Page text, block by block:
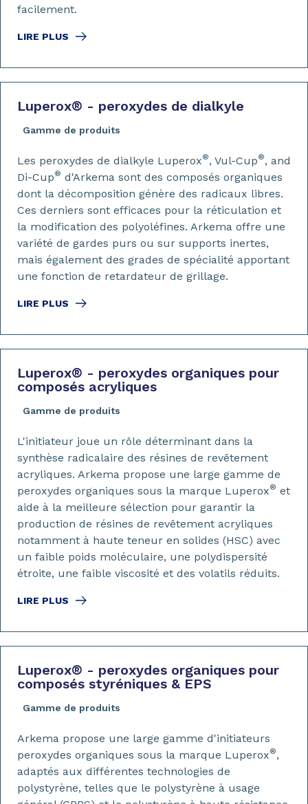
LIRE PLUS
facilement.
Luperox® - peroxydes de dialkyle
Gamme de produits
LIRE PLUS
Les peroxydes de dialkyle Luperox®, Vul-Cup®, and
Di-Cup® d'Arkema sont des composés organiques
dont la décomposition génère des radicaux libres.
Ces derniers sont efficaces pour la réticulation et
la modification des polyoléfines. Arkema offre une
variété de gardes purs ou sur supports inertes,
mais également des grades de spécialité apportant
une fonction de retardateur de grillage.
Luperox® - peroxydes organiques pour
composés acryliques
Gamme de produits
LIRE PLUS
L'initiateur joue un rôle déterminant dans la
synthèse radicalaire des résines de revêtement
acryliques. Arkema propose une large gamme de
peroxydes organiques sous la marque Luperox® et
aide à la meilleure sélection pour garantir la
production de résines de revêtement acryliques
notamment à haute teneur en solides (HSC) avec
un faible poids moléculaire, une polydispersité
étroite, une faible viscosité et des volatils réduits.
Luperox® - peroxydes organiques pour
composés styréniques & EPS
Gamme de produits
Arkema propose une large gamme d'initiateurs
peroxydes organiques sous la marque Luperox®,
adaptés aux différentes technologies de
polystyrène, telles que le polystyrène à usage